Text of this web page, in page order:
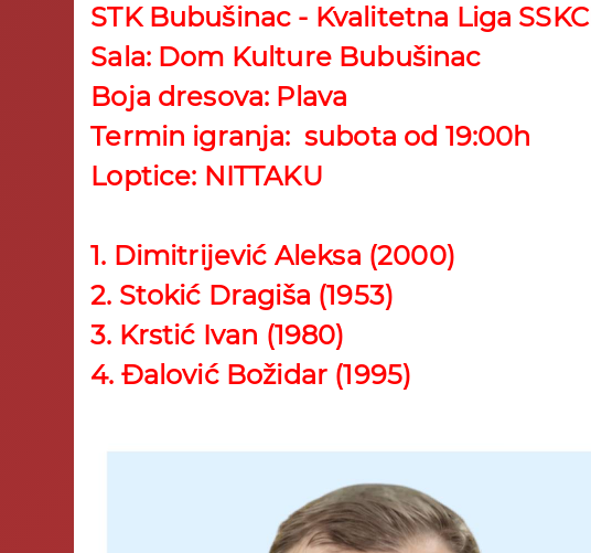
STK Bubušinac - Kvalitetna Liga
Sala: Dom Kulture Bubušinac
Boja dresova: Plava
Termin igranja: subota od 19:00h
Loptice: NITTAKU
1. Dimitrijević Aleksa (2000)
2. Stokić Dragiša (1953)
3. Krstić Ivan (1980)
4. Đalović Božidar (1995)